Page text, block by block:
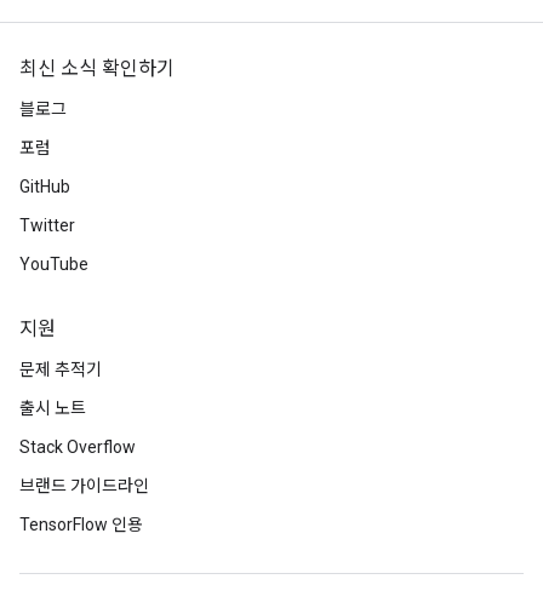
최신 소식 확인하기
블로그
포럼
GitHub
Twitter
YouTube
지원
문제 추적기
출시 노트
Stack Overflow
브랜드 가이드라인
TensorFlow 인용